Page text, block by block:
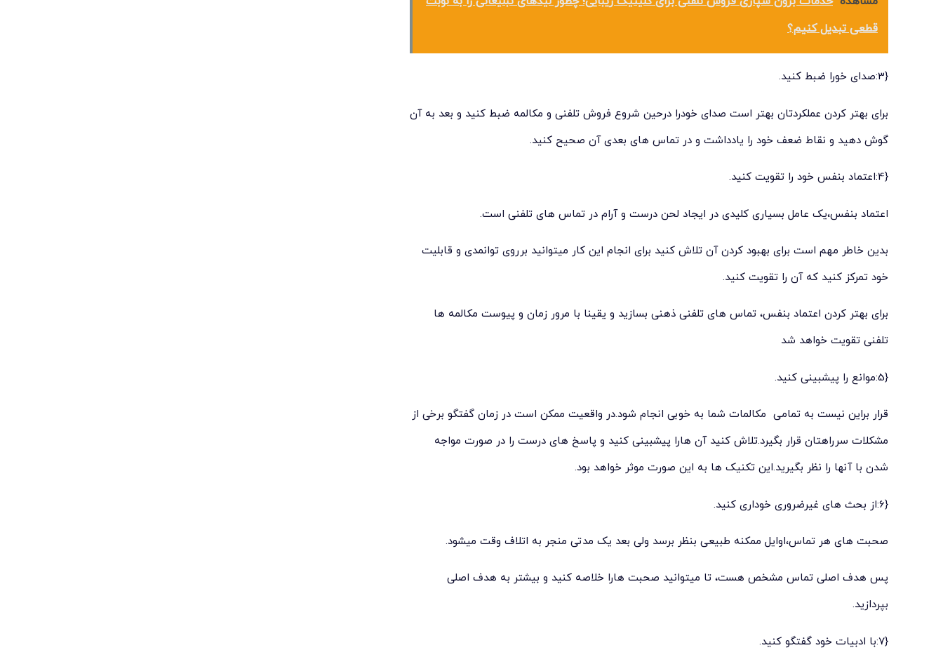
قطعی تبدیل کنیم؟
{3:صدای خورا ضبط کنید.
برای بهتر کردن عملکردتان بهتر است صدای خودرا درحین شروع فروش تلفنی و مکالمه ضبط کنید و بعد به آن
گوش دهید و نقاط ضعف خود را یادداشت و در تماس های بعدی آن صحیح کنید.
{4:اعتماد بنفس خود را تقویت کنید.
اعتماد بنفس،یک عامل بسیاری کلیدی در ایجاد لحن درست و آرام در تماس های تلفنی است.
بدین خاطر مهم است برای بهبود کردن آن تلاش کنید برای انجام این کار میتوانید برروی توانمدی و قابلیت
خود تمرکز کنید که آن را تقویت کنید.
برای بهتر کردن اعتماد بنفس، تماس های تلفنی ذهنی بسازید و یقینا با مرور زمان و پیوست مکالمه ها
تلفنی تقویت خواهد شد
{5:موانع را پیشبینی کنید.
قرار براین نیست به تمامی مکالمات شما به خوبی انجام شود.در واقعیت ممکن است در زمان گفتگو برخی از
مشکلات سرراهتان قرار بگیرد.تلاش کنید آن هارا پیشبینی کنید و پاسخ های درست را در صورت مواجه
شدن با آنها را نظر بگیرید.این تکنیک ها به این صورت موثر خواهد بود.
{6:از بحث های غیرضروری خوداری کنید.
صحبت های هر تماس،اوایل ممکنه طبیعی بنظر برسد ولی بعد یک مدتی منجر به اتلاف وقت میشود.
پس هدف اصلی تماس مشخص هست، تا میتوانید صحبت هارا خلاصه کنید و بیشتر به هدف اصلی
بپردازید.
{7:با ادبیات خود گفتگو کنید.